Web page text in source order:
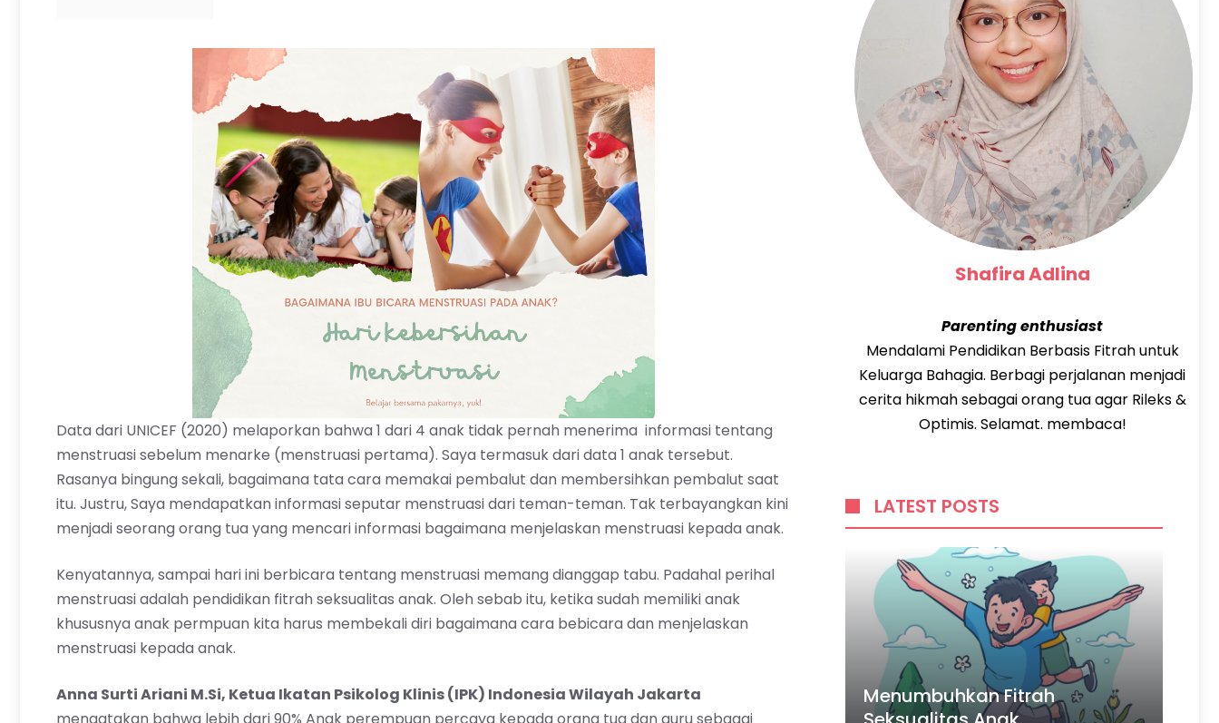
Data dari UNICEF (2020) melaporkan bahwa 1 dari 4 anak tidak pernah menerima informasi tentang
menstruasi sebelum menarke (menstruasi pertama). Saya termasuk dari data 1 anak tersebut.
Rasanya bingung sekali, bagaimana tata cara memakai pembalut dan membersihkan pembalut saat
itu. Justru, Saya mendapatkan informasi seputar menstruasi dari teman-teman. Tak terbayangkan kini
menjadi seorang orang tua yang mencari informasi bagaimana menjelaskan menstruasi kepada anak.
Kenyatannya, sampai hari ini berbicara tentang menstruasi memang dianggap tabu. Padahal perihal
menstruasi adalah pendidikan fitrah seksualitas anak. Oleh sebab itu, ketika sudah memiliki anak
khususnya anak permpuan kita harus membekali diri bagaimana cara bebicara dan menjelaskan
menstruasi kepada anak.
Anna Surti Ariani M.Si, Ketua Ikatan Psikolog Klinis (IPK) Indonesia Wilayah Jakarta
Shafira Adlina
Parenting enthusiast
Mendalami Pendidikan Berbasis Fitrah untuk
Keluarga Bahagia. Berbagi perjalanan menjadi
cerita hikmah sebagai orang tua agar Rileks &
Optimis. Selamat. membaca!
LATEST POSTS
Menumbuhkan Fitrah